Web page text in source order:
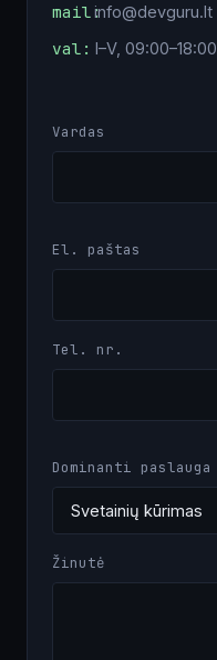
mail:info@devguru.lt
val: I–V, 09:00–18:00
Vardas
El. paštas
Tel. nr.
Dominanti paslauga
Žinutė